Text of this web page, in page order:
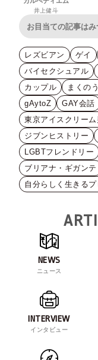
井上健斗
レズビアン ゲイ
バイセクシュアル
カップル
まくの
gAytoZ
GAY会話
東京アイスクリーム
ジブンヒストリー
LGBTフレンドリー
ブリアナ・ギガンテ
自分らしく生きるプ
NEWS
ニュース
INTERVIEW
インタビュー